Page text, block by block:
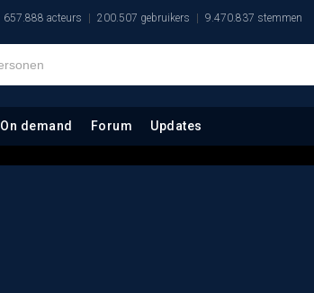
657.888 acteurs 200.507 gebruikers 9.470.837 stemmen
On demand Forum Updates